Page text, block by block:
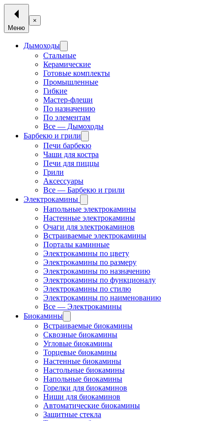
Меню
×
Дымоходы
Стальные
Керамические
Готовые комплекты
Промышленные
Гибкие
Мастер-флеши
По назначению
По элементам
Все — Дымоходы
Барбекю и грили
Печи барбекю
Чаши для костра
Печи для пиццы
Грили
Аксессуары
Все — Барбекю и грили
Электрокамины
Напольные электрокамины
Настенные электрокамины
Очаги для электрокаминов
Встраиваемые электрокамины
Порталы каминные
Электрокамины по цвету
Электрокамины по размеру
Электрокамины по назначению
Электрокамины по функционалу
Электрокамины по стилю
Электрокамины по наименованию
Все — Электрокамины
Биокамины
Встраиваемые биокамины
Сквозные биокамины
Угловые биокамины
Торцевые биокамины
Настенные биокамины
Настольные биокамины
Напольные биокамины
Горелки для биокаминов
Ниши для биокаминов
Автоматические биокамины
Защитные стекла